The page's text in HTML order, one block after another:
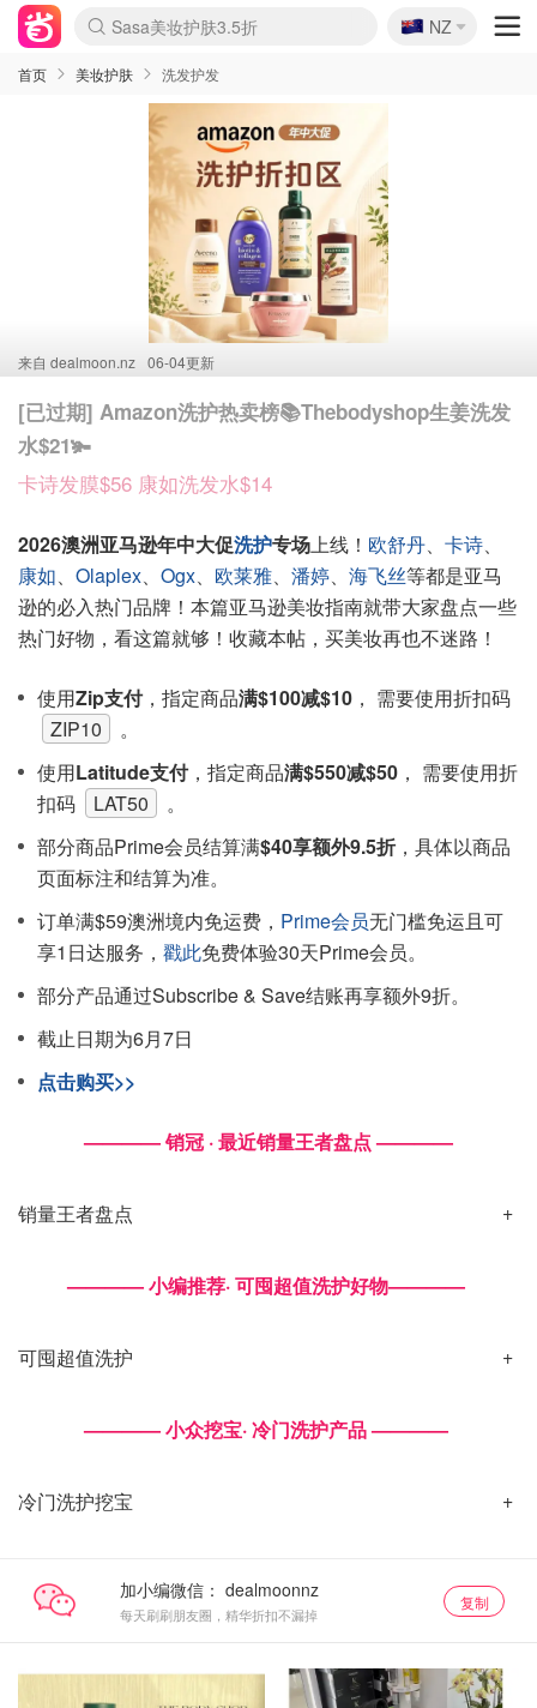
lululemon折扣上新
Sasa美妆护肤3.5折
SSENSE年中2.5折
FreshBeauty好价汇总
Cettire降价+叠9折
WWS Coles超市实拍
viagogo二手票捡漏
Myer超级周末
The Outnet奢牌1折起
David Jones 3折起
Flannels大牌1折
Perfumes Club护肤1折
AMIRO面罩$251
Amazon折扣汇总
eToro入金$200送$50
Amazon数码好物
ICONIC本周7.5折
ThedoubleF高奢地板价
Moose Knuckles 6折
丝芙兰5折起
EUFY摄像头$98
Selenichast首饰2折
Trip机票酒店促销
YSL送5件彩妆礼
Amazon家居好物
Amazon美妆护肤
雅漾大喷$8
过敏原检测盒$33
伊索独家赠50ml沐浴露
科颜氏高保湿面霜$29
SEALIFE海洋馆门票6折
丝塔芙大白罐$16
订阅Newsletter送香薰
Cult Beauty 6.8折
Harrods圣诞日历$525
LN-CC奢牌私促3折
d'Alba空姐喷雾$16
EVE LOM套装£56
Bernardelli独家4折
Adore Beauty 6折起
CT圣诞日历
Mytheresa奢品2.7折
Luxury Escapes 9折
Currentbody美容仪$881
MOON Garden Live
Roborock扫地机$649
Tingo Life水杯$24
Valentino官网5折
CR洗护套装$23
修丽可4件套$159
Myer彩妆2件7折
GANNI官网4.5折
Stylevana韩妆4折
Tessabit高奢8.5折
OGX洗发水$11
Amazon阿德莱德次日达
卡诗8.5折+赠礼
Philips Hue灯具8折
🇳🇿
NZ
首页 美妆护肤 洗发护发
来自 dealmoon.nz 06-04更新
[已过期] Amazon洗护热卖榜📚Thebodyshop生姜洗发
水$21🫚
卡诗发膜$56 康如洗发水$14
2026澳洲亚马逊年中大促洗护专场上线！ 欧舒丹、 卡诗、
康如、 Olaplex、 Ogx、 欧莱雅、 潘婷、 海飞丝等都是亚马
逊的必入热门品牌！本篇亚马逊美妆指南就带大家盘点一些
热门好物，看这篇就够！收藏本帖，买美妆再也不迷路！
使用Zip支付，指定商品满$100减$10 ， 需要使用折扣码
ZIP10
。
使用Latitude支付，指定商品满$550减$50 ， 需要使用折
扣码
LAT50
。
部分商品Prime会员结算满$40享额外9.5折 ，具体以商品
页面标注和结算为准。
订单满$59澳洲境内免运费， Prime会员无门槛免运且可
享1日达服务， 戳此免费体验30天Prime会员。
部分产品通过Subscribe & Save结账再享额外9折。
截止日期为6月7日
点击购买>>
———— 销冠 · 最近销量王者盘点 ————
销量王者盘点
———— 小编推荐· 可囤超值洗护好物————
可囤超值洗护
———— 小众挖宝· 冷门洗护产品 ————
冷门洗护挖宝
加小编微信：
每天刷刷朋友圈，精华折扣不漏掉
复制